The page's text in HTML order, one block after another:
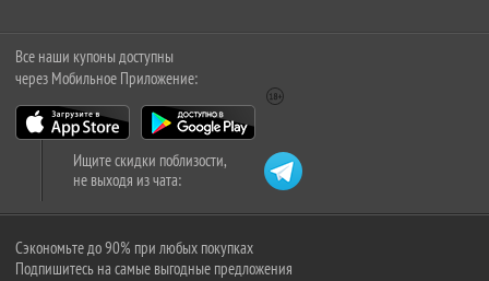
Все наши купоны доступны
через Мобильное Приложение:
Ищите скидки поблизости,
не выходя из чата:
Сэкономьте до 90% при любых покупках
Подпишитесь на самые выгодные предложения